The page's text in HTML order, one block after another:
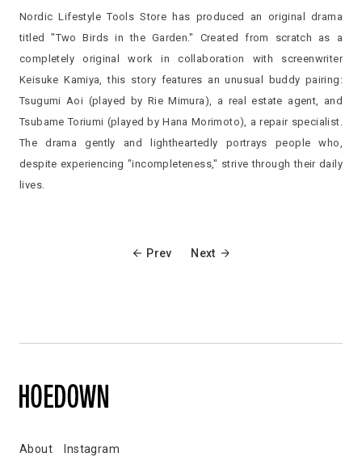
Nordic Lifestyle Tools Store has produced an original drama
titled "Two Birds in the Garden." Created from scratch as a
completely original work in collaboration with screenwriter
Keisuke Kamiya, this story features an unusual buddy pairing:
Tsugumi Aoi (played by Rie Mimura), a real estate agent, and
Tsubame Toriumi (played by Hana Morimoto), a repair specialist.
The drama gently and lightheartedly portrays people who,
despite experiencing "incompleteness," strive through their daily
lives.
Prev Next
About Instagram